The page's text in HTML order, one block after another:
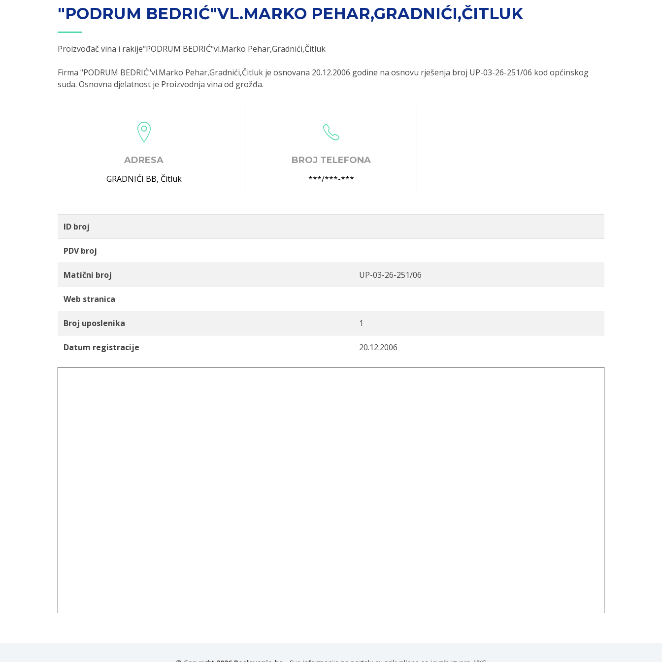
"PODRUM BEDRIĆ"VL.MARKO PEHAR,GRADNIĆI,ČITLUK
Proizvođač vina i rakije"PODRUM BEDRIĆ"vl.Marko Pehar,Gradnići,Čitluk
Firma "PODRUM BEDRIĆ"vl.Marko Pehar,Gradnići,Čitluk je osnovana 20.12.2006 godine na osnovu rješenja broj UP-03-26-251/06 kod općinskog
suda. Osnovna djelatnost je Proizvodnja vina od grožđa.
ADRESA
GRADNIĆI BB, Čitluk
BROJ TELEFONA
***/***-***
ID broj
PDV broj
Matični broj UP-03-26-251/06
Web stranica
Broj uposlenika 1
Datum registracije 20.12.2006